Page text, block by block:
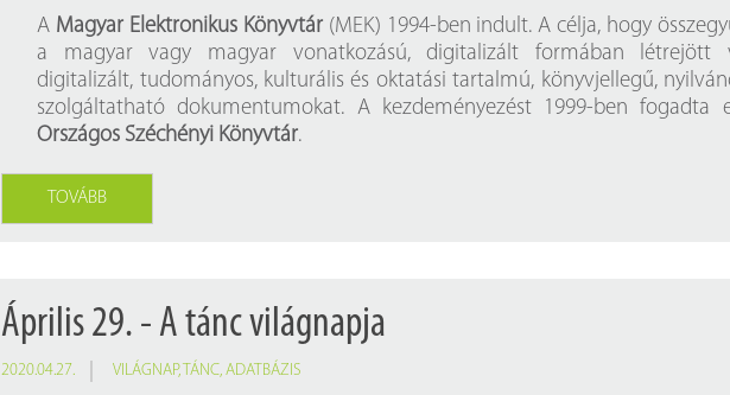
A Magyar Elektronikus Könyvtár(MEK) 1994-ben indult. A célja, hogy
a magyar vagy magyar vonatkozású, digitalizált formában létrejött
digitalizált, tudományos, kulturális és oktatási tartalmú, könyvjellegű,
szolgáltatható dokumentumokat. A kezdeményezést 1999-ben fogadta
Országos Széchényi Könyvtár.
TOVÁBB
Április 29. - A tánc világnapja
2020.04.27. VILÁGNAP, TÁNC,ADATBÁZIS